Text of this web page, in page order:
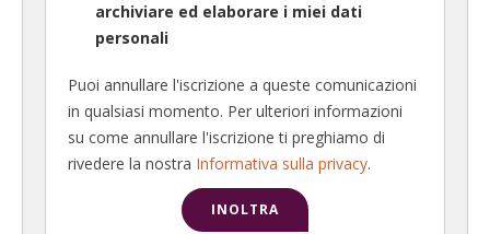
archiviare ed elaborare i miei dati
personali
Puoi annullare l'iscrizione a queste comunicazioni
in qualsiasi momento. Per ulteriori informazioni
su come annullare l'iscrizione ti preghiamo di
rivedere la nostra Informativa sulla privacy.